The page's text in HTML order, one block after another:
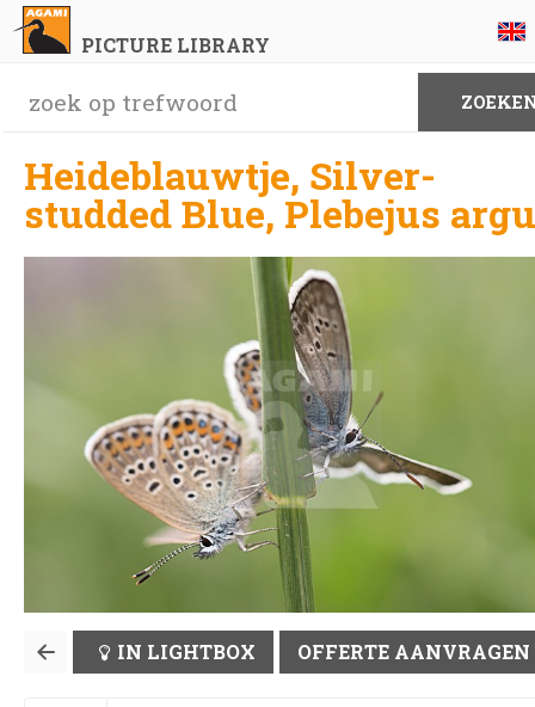
PICTURE LIBRARY
Heideblauwtje, Silver-
studded Blue, Plebejus
IN LIGHTBOX OFFERTE AANVRAGEN